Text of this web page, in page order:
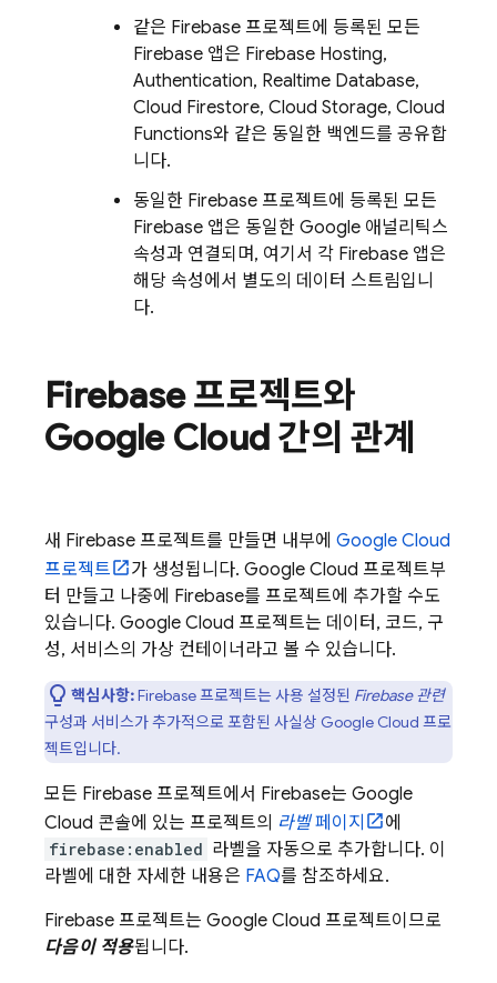
같은 Firebase 프로젝트에 등록된 모든
Firebase 앱은 Firebase Hosting,
Authentication, Realtime Database,
Cloud Firestore, Cloud Storage, Cloud
Functions와 같은 동일한 백엔드를 공유합
니다.
동일한 Firebase 프로젝트에 등록된 모든
Firebase 앱은 동일한 Google 애널리틱스
속성과 연결되며, 여기서 각 Firebase 앱은
해당 속성에서 별도의 데이터 스트림입니
다.
Firebase 프로젝트와
Google Cloud 간의 관계
새 Firebase 프로젝트를 만들면 내부에 Google Cloud
프로젝트
가 생성됩니다. Google Cloud 프로젝트부
터 만들고 나중에 Firebase를 프로젝트에 추가할 수도
있습니다. Google Cloud 프로젝트는 데이터, 코드, 구
성, 서비스의 가상 컨테이너라고 볼 수 있습니다.
핵심사항:Firebase 프로젝트는 사용 설정된 Firebase 관련
구성과 서비스가 추가적으로 포함된 사실상 Google Cloud 프로
젝트입니다.
모든 Firebase 프로젝트에서 Firebase는 Google
Cloud 콘솔에 있는 프로젝트의 라벨페이지 에
firebase:enabled 라벨을 자동으로 추가합니다. 이
라벨에 대한 자세한 내용은 FAQ를 참조하세요.
Firebase 프로젝트는 Google Cloud 프로젝트이므로
다음이 적용됩니다.